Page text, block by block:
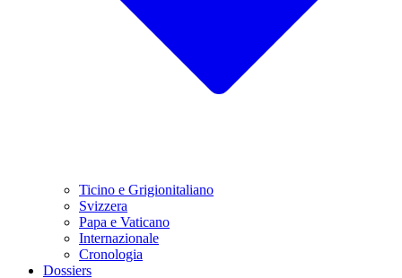
Ticino e Grigionitaliano
Svizzera
Papa e Vaticano
Internazionale
Cronologia
Dossiers